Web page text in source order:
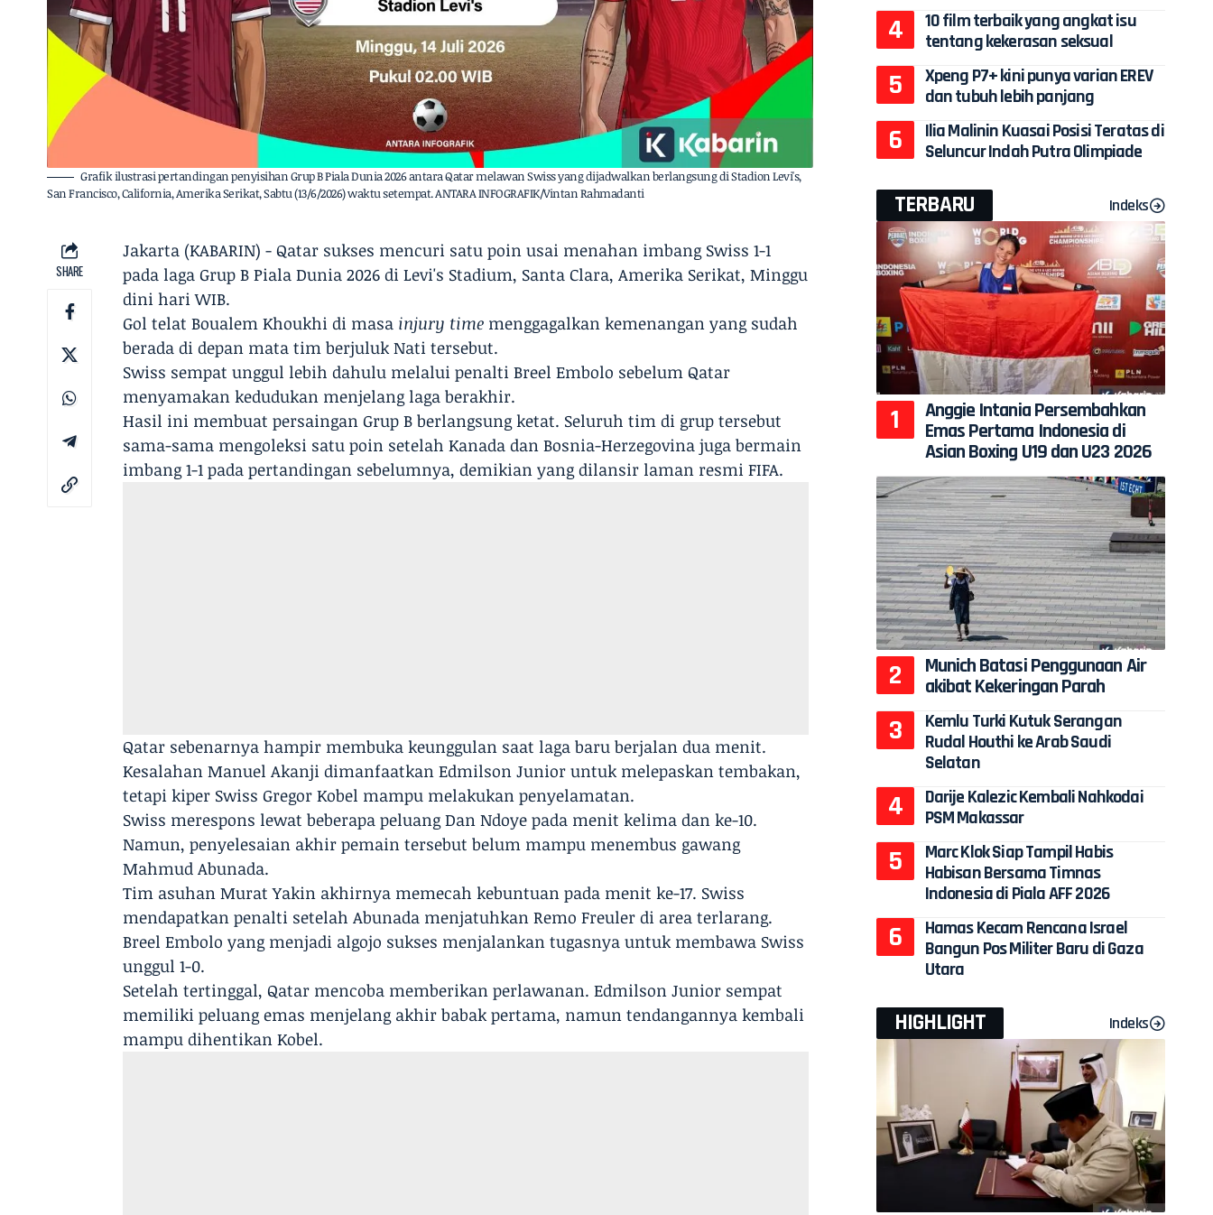
Grafik ilustrasi pertandingan penyisihan Grup B Piala Dunia 2026 antara Qatar melawan Swiss yang dijadwalkan berlangsung di Stadion Levi's,
San Francisco, California, Amerika Serikat, Sabtu (13/6/2026) waktu setempat. ANTARA INFOGRAFIK/Vintan Rahmadanti
SHARE
Jakarta (KABARIN) - Qatar sukses mencuri satu poin ​​​​​​usai menahan imbang Swiss 1-1
pada laga Grup B Piala Dunia 2026 di Levi's Stadium, Santa Clara, Amerika Serikat, Minggu
dini hari WIB.
Gol telat Boualem Khoukhi di masa injury time menggagalkan kemenangan yang sudah
berada di depan mata tim berjuluk Nati tersebut.
Swiss sempat unggul lebih dahulu melalui penalti Breel Embolo sebelum Qatar
menyamakan kedudukan menjelang laga berakhir.
Hasil ini membuat persaingan Grup B berlangsung ketat. Seluruh tim di grup tersebut
sama-sama mengoleksi satu poin setelah Kanada dan Bosnia-Herzegovina juga bermain
imbang 1-1 pada pertandingan sebelumnya, demikian yang dilansir laman resmi FIFA.
Qatar sebenarnya hampir membuka keunggulan saat laga baru berjalan dua menit.
Kesalahan Manuel Akanji dimanfaatkan Edmilson Junior untuk melepaskan tembakan,
tetapi kiper Swiss Gregor Kobel mampu melakukan penyelamatan.
Swiss merespons lewat beberapa peluang Dan Ndoye pada menit kelima dan ke-10.
Namun, penyelesaian akhir pemain tersebut belum mampu menembus gawang
Mahmud Abunada.
Tim asuhan Murat Yakin akhirnya memecah kebuntuan pada menit ke-17. Swiss
mendapatkan penalti setelah Abunada menjatuhkan Remo Freuler di area terlarang.
Breel Embolo yang menjadi algojo sukses menjalankan tugasnya untuk membawa Swiss
unggul 1-0.
Setelah tertinggal, Qatar mencoba memberikan perlawanan. Edmilson Junior sempat
memiliki peluang emas menjelang akhir babak pertama, namun tendangannya kembali
mampu dihentikan Kobel.
10 film terbaik yang angkat isu
tentang kekerasan seksual
Xpeng P7+ kini punya varian EREV
dan tubuh lebih panjang
Ilia Malinin Kuasai Posisi Teratas di
Seluncur Indah Putra Olimpiade
TERBARU Indeks
Anggie Intania Persembahkan
Emas Pertama Indonesia di
Asian Boxing U19 dan U23 2026
Munich Batasi Penggunaan Air
akibat Kekeringan Parah
Kemlu Turki Kutuk Serangan
Rudal Houthi ke Arab Saudi
Selatan
Darije Kalezic Kembali Nahkodai
PSM Makassar
Marc Klok Siap Tampil Habis
Habisan Bersama Timnas
Indonesia di Piala AFF 2026
Hamas Kecam Rencana Israel
Bangun Pos Militer Baru di Gaza
Utara
HIGHLIGHT Indeks